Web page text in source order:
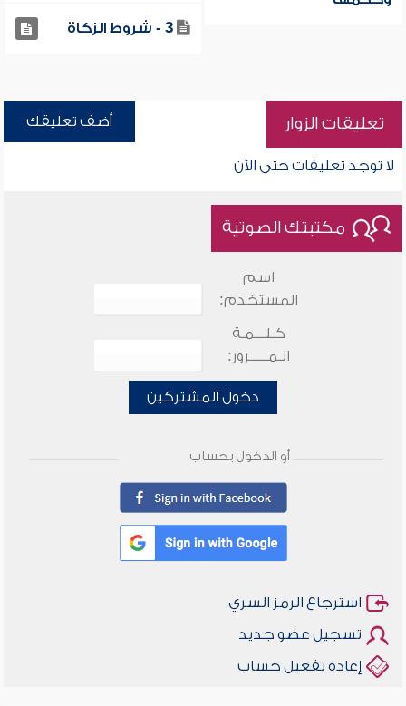
3 - شروط الزكاة
تعليقات الزوار أضف تعليقك
لا توجد تعليقات حتى الآن
مكتبتك الصوتية
اسم
المستخدم:
كـلـــمـة
الـمـــــرور:
دخول المشتركين
أو الدخول بحساب
استرجاع الرمز السري
تسجيل عضو جديد
إعادة تفعيل حساب